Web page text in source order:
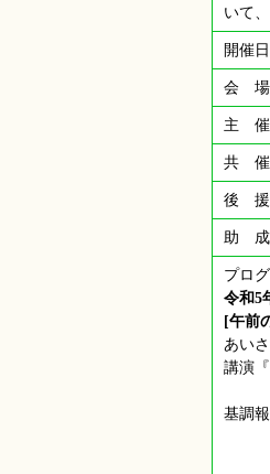
いて
開催
会 場
主
共 催
後
助 成
プロ
令和5
[午前
あい
講演
・
基調
・森
・鈴